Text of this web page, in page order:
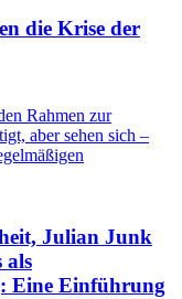
die Krise der
Rahmen zur
aber sehen sich –
Julian Junk
als
Eine Einführung